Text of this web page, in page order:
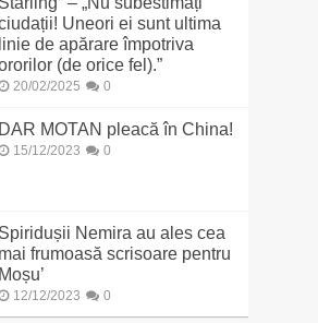
Uneori ei sunt ultima
linie de apărare împotriva
(de orice fel).”
20/02/2025 0
DAR MOTAN pleacă în China!
15/12/2023 0
Spiridușii Nemira au ales cea
mai frumoasă scrisoare pentru
Moșu’
12/12/2023 0